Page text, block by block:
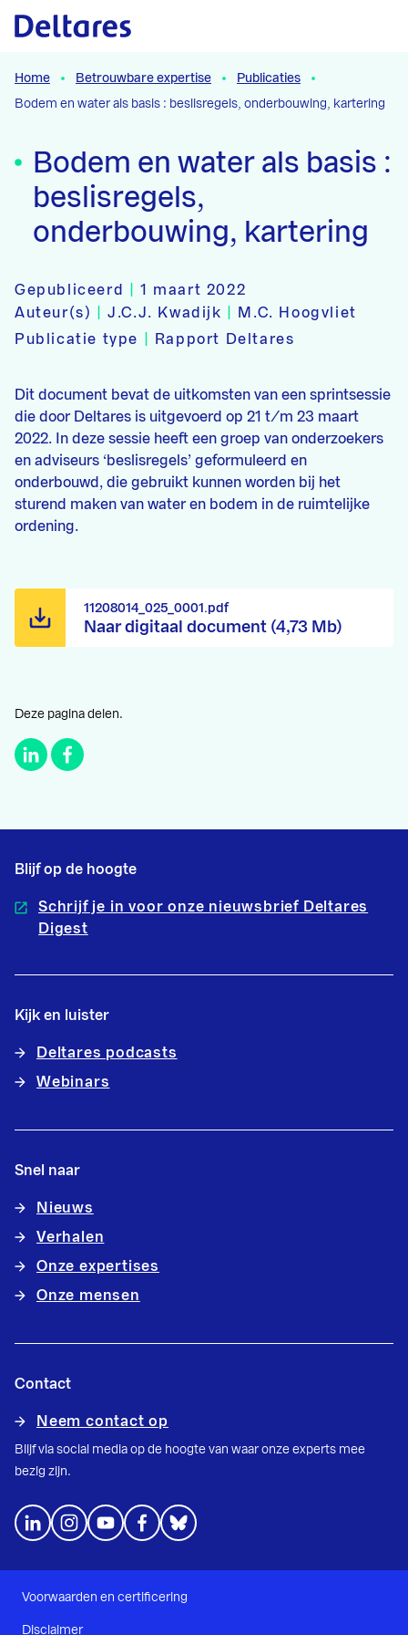
Naar hoofdcontent
Home Betrouwbare expertise
Publicaties
Bodem en water als basis : beslisregels, onderbouwing, kartering
Bodem en water als basis :
beslisregels,
onderbouwing, kartering
Gepubliceerd |1 maart 2022
Auteur(s)
|J.C.J. Kwadijk
M.C. Hoogvliet
Publicatie type
Rapport Deltares
Dit document bevat de uitkomsten van een sprintsessie
die door Deltares is uitgevoerd op 21 t/m 23 maart
2022. In deze sessie heeft een groep van onderzoekers
en adviseurs ‘beslisregels’ geformuleerd en
onderbouwd, die gebruikt kunnen worden bij het
sturend maken van water en bodem in de ruimtelijke
ordening.
Naar digitaal document (4,73 Mb)
11208014_025_0001.pdf
Deze pagina delen.
Blijf op de hoogte
Schrijf je in voor onze nieuwsbrief Deltares
Digest
Kijk en luister
Deltares podcasts
Webinars
Snel naar
Nieuws
Verhalen
Onze expertises
Onze mensen
Contact
Neem contact op
Blijf via social media op de hoogte van waar onze experts mee
bezig zijn.
Voorwaarden en certificering
Disclaimer